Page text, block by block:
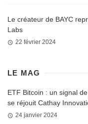
Le créateur de BAYC
Labs
22 février 2024
LE MAG
ETF Bitcoin : un signal
se réjouit Cathay
24 janvier 2024